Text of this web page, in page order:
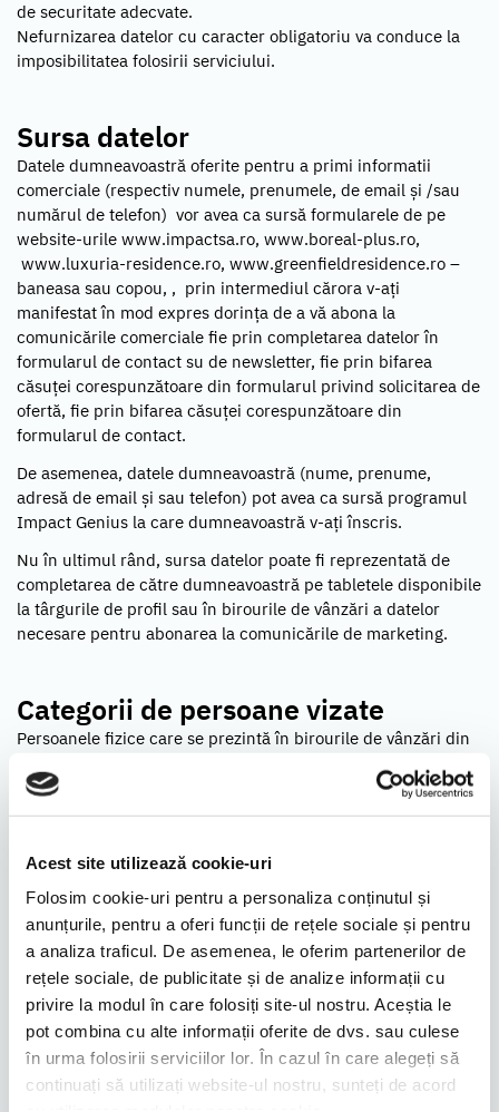
Acest site utilizează cookie-uri
Folosim cookie-uri pentru a personaliza conținutul și
anunțurile, pentru a oferi funcții de rețele sociale și pentru
a analiza traficul. De asemenea, le oferim partenerilor de
rețele sociale, de publicitate și de analize informații cu
privire la modul în care folosiți site-ul nostru. Aceștia le
pot combina cu alte informații oferite de dvs. sau culese
în urma folosirii serviciilor lor. În cazul în care alegeți să
continuați să utilizați website-ul nostru, sunteți de acord
de securitate adecvate.
Nefurnizarea datelor cu caracter obligatoriu va conduce la
imposibilitatea folosirii serviciului.
Sursa datelor
Datele dumneavoastră oferite pentru a primi informatii
comerciale (respectiv numele, prenumele, de email și /sau
numărul de telefon) vor avea ca sursă formularele de pe
website-urile www.impactsa.ro, www.boreal-plus.ro,
www.luxuria-residence.ro, www.greenfieldresidence.ro –
baneasa sau copou, , prin intermediul cărora v-ați
manifestat în mod expres dorința de a vă abona la
comunicările comerciale fie prin completarea datelor în
formularul de contact su de newsletter, fie prin bifarea
căsuței corespunzătoare din formularul privind solicitarea de
ofertă, fie prin bifarea căsuței corespunzătoare din
formularul de contact.
De asemenea, datele dumneavoastră (nume, prenume,
adresă de email și sau telefon) pot avea ca sursă programul
Impact Genius la care dumneavoastră v-ați înscris.
Nu în ultimul rând, sursa datelor poate fi reprezentată de
completarea de către dumneavoastră pe tabletele disponibile
la târgurile de profil sau în birourile de vânzări a datelor
necesare pentru abonarea la comunicările de marketing.
Categorii de persoane vizate
Persoanele fizice care se prezintă în birourile de vânzări din
la aceste comunicări în contextul participării la târgurile
imobiliare la care operatorii sunt prezenți, sau cele care
comerciale pe website-urile operate de către acești
Destinatarii datelor
Datele dumneavoastră nu fac obiectul transferului în afara
României.
În situația în care decidem să folosim un împuternicit pentru
prelucrarea datelor dumneavoastră în scopurile expuse mai